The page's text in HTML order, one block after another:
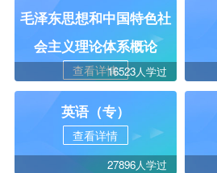
毛泽东思想和中国特色社
会主义理论体系概论
查看详情16523人学过
英语（专）
查看详情
27896人学过